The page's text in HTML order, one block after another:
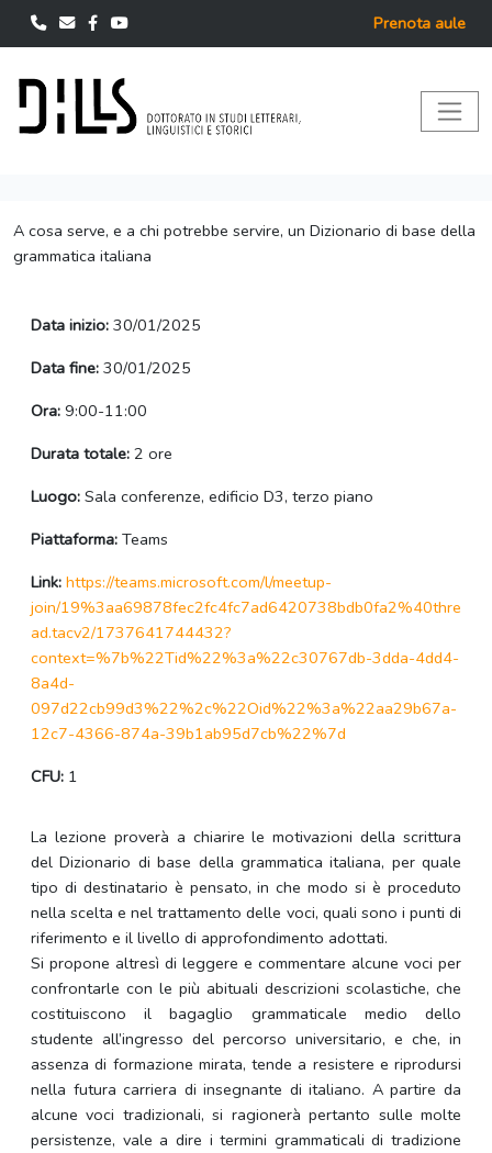
Prenota aule
A cosa serve, e a chi potrebbe servire, un Dizionario di base della
grammatica italiana
Data inizio: 30/01/2025
Data fine: 30/01/2025
Ora: 9:00-11:00
Durata totale: 2 ore
Luogo: Sala conferenze, edificio D3, terzo piano
Piattaforma: Teams
Link: https://teams.microsoft.com/l/meetup-
join/19%3aa69878fec2fc4fc7ad6420738bdb0fa2%40thre
ad.tacv2/1737641744432?
context=%7b%22Tid%22%3a%22c30767db-3dda-4dd4-
8a4d-
097d22cb99d3%22%2c%22Oid%22%3a%22aa29b67a-
12c7-4366-874a-39b1ab95d7cb%22%7d
CFU: 1
La lezione proverà a chiarire le motivazioni della scrittura
del Dizionario di base della grammatica italiana, per quale
tipo di destinatario è pensato, in che modo si è proceduto
nella scelta e nel trattamento delle voci, quali sono i punti di
riferimento e il livello di approfondimento adottati.
Si propone altresì di leggere e commentare alcune voci per
confrontarle con le più abituali descrizioni scolastiche, che
costituiscono il bagaglio grammaticale medio dello
studente all’ingresso del percorso universitario, e che, in
assenza di formazione mirata, tende a resistere e riprodursi
nella futura carriera di insegnante di italiano. A partire da
alcune voci tradizionali, si ragionerà pertanto sulle molte
persistenze, vale a dire i termini grammaticali di tradizione